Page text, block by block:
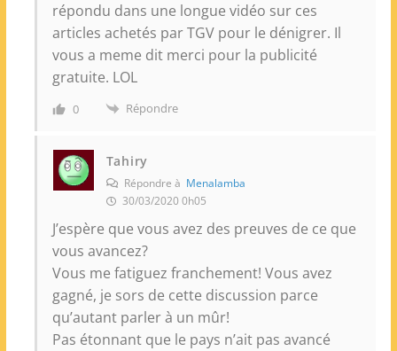
répondu dans une longue vidéo sur ces
articles achetés par TGV pour le dénigrer. Il
vous a meme dit merci pour la publicité
gratuite. LOL
0 Répondre
Tahiry
Répondre à Menalamba
30/03/2020 0h05
J’espère que vous avez des preuves de ce que
vous avancez?
Vous me fatiguez franchement! Vous avez
gagné, je sors de cette discussion parce
qu’autant parler à un mûr!
Pas étonnant que le pays n’ait pas avancé